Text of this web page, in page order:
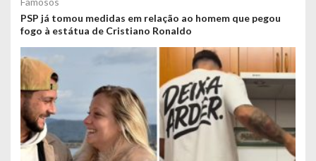
PSP já tomou medidas em relação ao homem que pegou
fogo à estátua de Cristiano Ronaldo